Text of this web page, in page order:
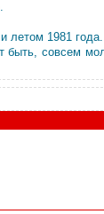
летом 1981
быть, совсем